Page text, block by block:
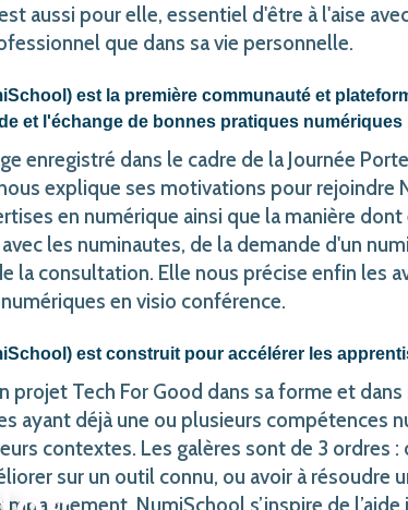
aussi pour elle, essentiel d'être à l'aise
que dans sa vie personnelle.
est la première communauté et
et l'échange de bonnes pratiques numériques
enregistré dans le cadre de la Journée
explique ses motivations pour rejoindre
en numérique ainsi que la manière dont
les numinautes, de la demande d'un
la consultation. Elle nous précise enfin les
en visio conférence.
est construit pour accélérer les
projet Tech For Good dans sa forme et dans
ayant déjà une ou plusieurs compétences
contextes. Les galères sont de 3 ordres
sur un outil connu, ou avoir à résoudre
NumiSchool s’inspire de